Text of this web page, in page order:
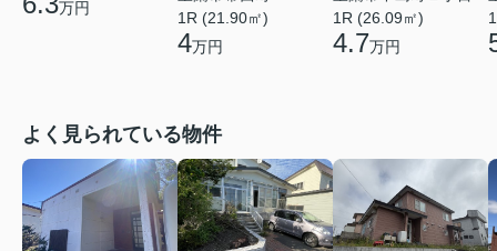
万円
1R (21.90㎡)
4万円
1R (26.09㎡)
4.7万円
よく見られている物件